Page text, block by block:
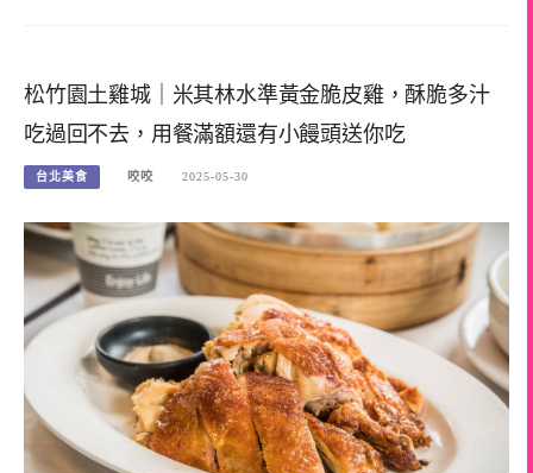
松竹園土雞城｜米其林水準黃金脆皮雞，酥脆多汁
吃過回不去，用餐滿額還有小饅頭送你吃
台北美食 咬咬 2025-05-30